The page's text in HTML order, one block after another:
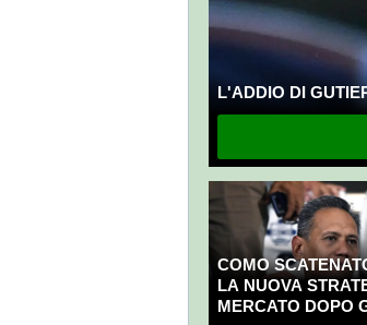
L'ADDIO DI
COMO
LA NUOVA
MERCATO DOPO